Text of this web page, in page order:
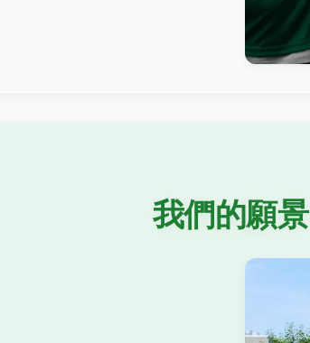
我們的願景